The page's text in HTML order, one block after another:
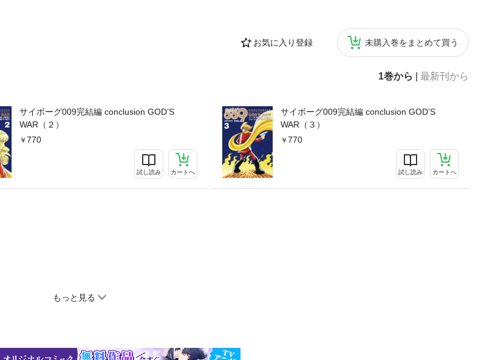
お気に入り登録 未購入巻をまとめて買う
1巻から 最新刊から
サイボーグ009完結編 conclusion GOD’S
WAR（２）
770
試し読み カートへ
サイボーグ009完結編 conclusion GOD’S
WAR（３）
770
試し読み カートへ
もっと見る